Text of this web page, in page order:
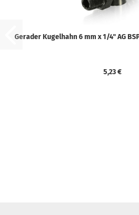
Gerader Kugelhahn 6 mm x 1/4" AG
5,23 €